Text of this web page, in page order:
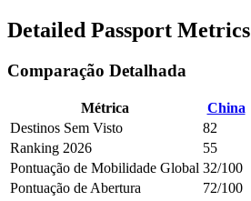
Detailed Passport Metrics
Comparação Detalhada
Métrica China
Destinos Sem Visto
82
Ranking 2026
55
Pontuação de Mobilidade Global 32/100
Pontuação de Abertura
72/100